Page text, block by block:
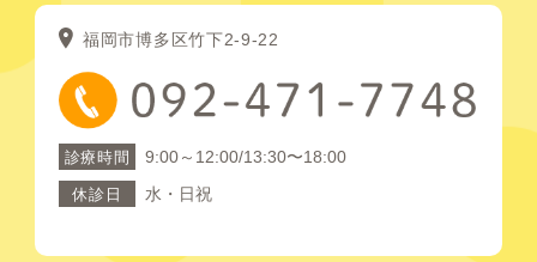
福岡市博多区竹下2-9-22
診療時間 9:00～12:00/13:30〜18:00
休診日 水・日祝